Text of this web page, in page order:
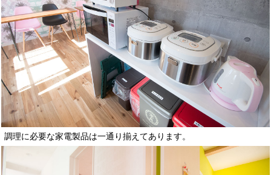
調理に必要な家電製品は一通り揃えてあります。